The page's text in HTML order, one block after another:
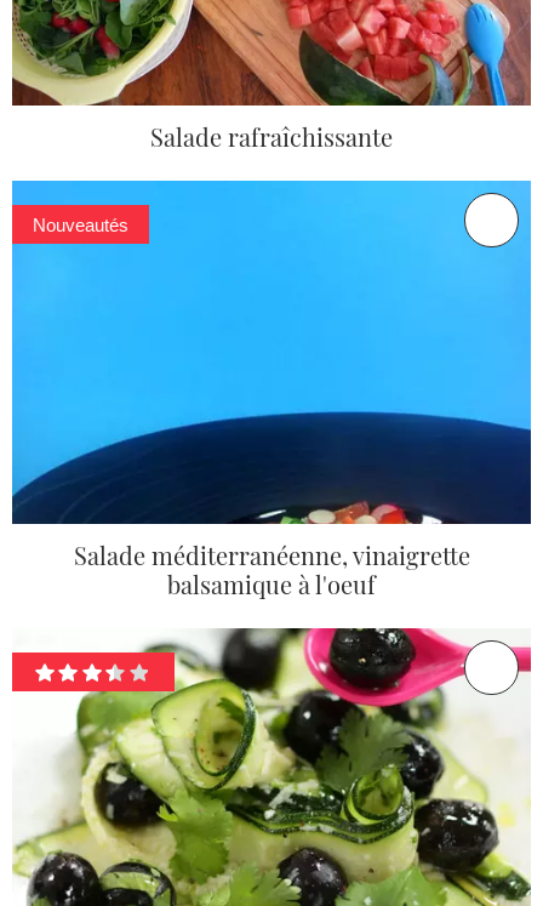
Salade rafraîchissante
Nouveautés
Salade méditerranéenne, vinaigrette
balsamique à l'oeuf